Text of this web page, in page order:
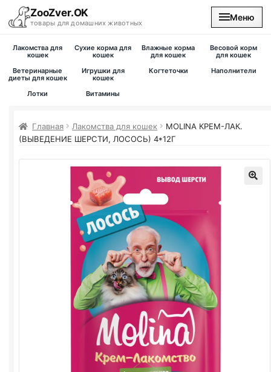
ZooZver.OK
товары для домашних животных
Меню
На главную
Лакомства для
кошек
Сухие корма для
кошек
Влажные корма
для кошек
Весовой корм
для кошек
Ветеринарные
диеты для кошек
Игрушки для
кошек
Когтеточки Наполнители
Лотки Витамины
Главная Лакомства для кошек
MOLINA КРЕМ-ЛАК.
(ВЫВЕДЕНИЕ ШЕРСТИ, ЛОСОСЬ) 4*12Г